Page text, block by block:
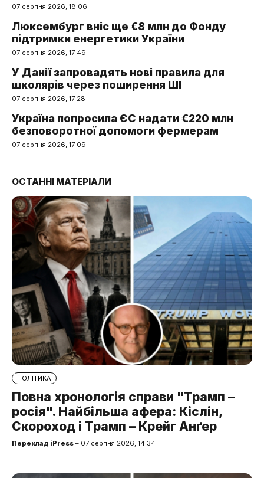
07 серпня 2026, 18:06
Люксембург вніс ще €8 млн до Фонду
підтримки енергетики України
07 серпня 2026, 17:49
У Данії запровадять нові правила для
школярів через поширення ШІ
07 серпня 2026, 17:28
Україна попросила ЄС надати €220 млн
безповоротної допомоги фермерам
07 серпня 2026, 17:09
ОСТАННІ МАТЕРІАЛИ
ПОЛІТИКА
Повна хронологія справи "Трамп –
росія". Найбільша афера: Кіслін,
Скороход і Трамп – Крейг Анґер
Переклад iPress – 07 серпня 2026, 14:34